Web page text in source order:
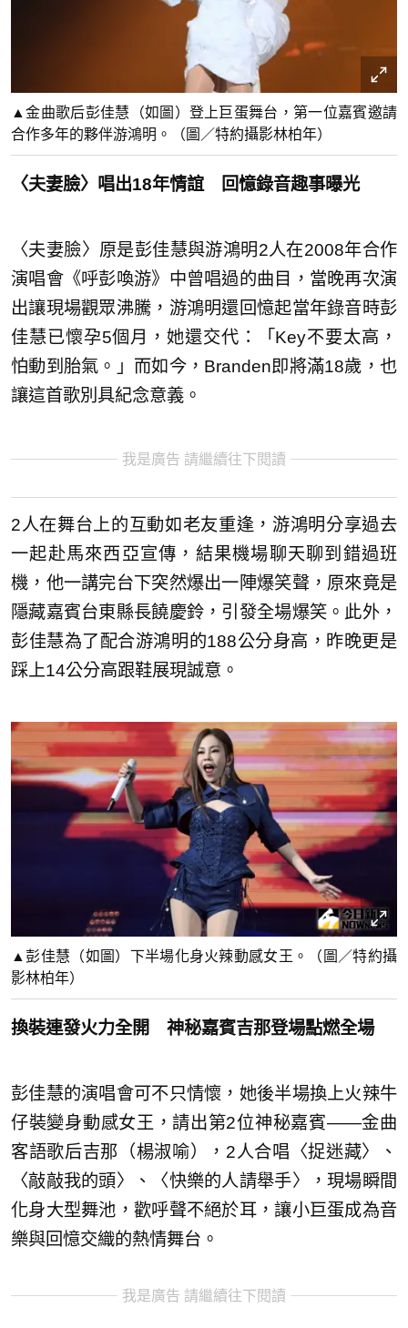
▲金曲歌后彭佳慧（如圖）登上巨蛋舞台，第一位嘉賓邀請
合作多年的夥伴游鴻明。（圖／特約攝影林柏年）
〈夫妻臉〉唱出18年情誼 回憶錄音趣事曝光
〈夫妻臉〉原是彭佳慧與游鴻明2人在2008年合作
演唱會《呼彭喚游》中曾唱過的曲目，當晚再次演
出讓現場觀眾沸騰，游鴻明還回憶起當年錄音時彭
佳慧已懷孕5個月，她還交代：「Key不要太高，
怕動到胎氣。」而如今，Branden即將滿18歲，也
讓這首歌別具紀念意義。
我是廣告 請繼續往下閱讀
2人在舞台上的互動如老友重逢，游鴻明分享過去
一起赴馬來西亞宣傳，結果機場聊天聊到錯過班
機，他一講完台下突然爆出一陣爆笑聲，原來竟是
隱藏嘉賓台東縣長饒慶鈴，引發全場爆笑。此外，
彭佳慧為了配合游鴻明的188公分身高，昨晚更是
踩上14公分高跟鞋展現誠意。
▲彭佳慧（如圖）下半場化身火辣動感女王。（圖／特約攝
影林柏年）
換裝連發火力全開 神秘嘉賓吉那登場點燃全場
彭佳慧的演唱會可不只情懷，她後半場換上火辣牛
仔裝變身動感女王，請出第2位神秘嘉賓——金曲
客語歌后吉那（楊淑喻），2人合唱〈捉迷藏〉、
〈敲敲我的頭〉、〈快樂的人請舉手〉，現場瞬間
化身大型舞池，歡呼聲不絕於耳，讓小巨蛋成為音
樂與回憶交織的熱情舞台。
我是廣告 請繼續往下閱讀